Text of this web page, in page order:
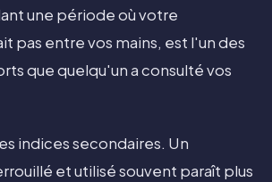
une période où votre
pas entre vos mains, est l'un des
que quelqu'un a consulté vos
indices secondaires. Un
et utilisé souvent paraît plus